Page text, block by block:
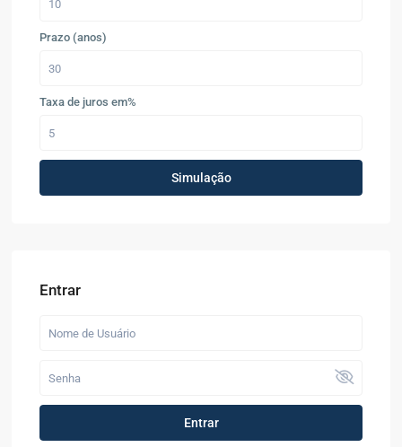
Prazo (anos)
Taxa de juros em%
Simulação
Entrar
Entrar